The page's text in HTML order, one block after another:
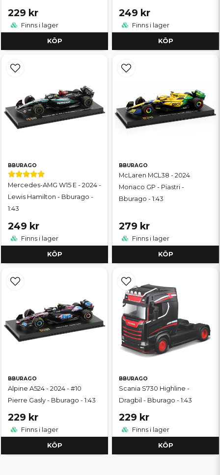
229 kr
Finns i lager
KÖP
249 kr
Finns i lager
KÖP
BBURAGO
Mercedes-AMG W15 E - 2024 -
Lewis Hamilton - Bburago -
1:43
249 kr
Finns i lager
KÖP
BBURAGO
McLaren MCL38 - 2024
Monaco GP - Piastri -
Bburago - 1:43
279 kr
Finns i lager
KÖP
BBURAGO
Alpine A524 - 2024 - #10
Pierre Gasly - Bburago - 1:43
229 kr
Finns i lager
KÖP
BBURAGO
Scania S730 Highline -
Dragbil - Bburago - 1:43
229 kr
Finns i lager
KÖP